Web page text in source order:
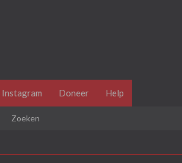
Instagram Doneer Help
Zoeken